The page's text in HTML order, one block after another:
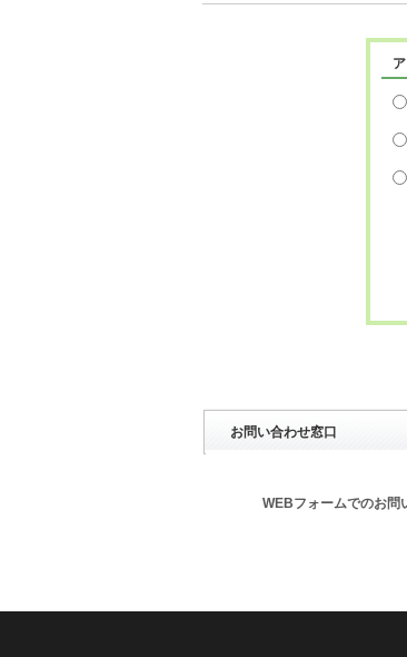
お問い合わせ窓口
WEBフォームでのお問